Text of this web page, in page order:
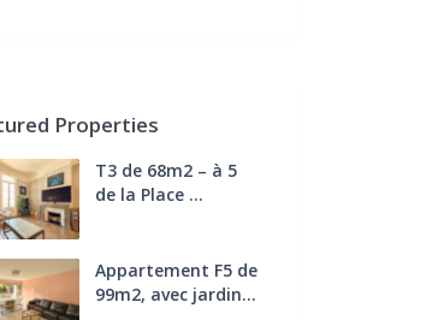
Properties
T3 de 68m2 – à 5
de la Place ...
Appartement F5 de
99m2, avec jardin...